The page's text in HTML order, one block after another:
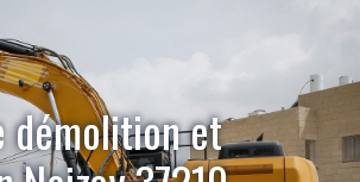
démolition et